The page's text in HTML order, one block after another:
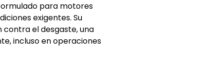
para motores
exigentes. Su
el desgaste, una
incluso en operaciones